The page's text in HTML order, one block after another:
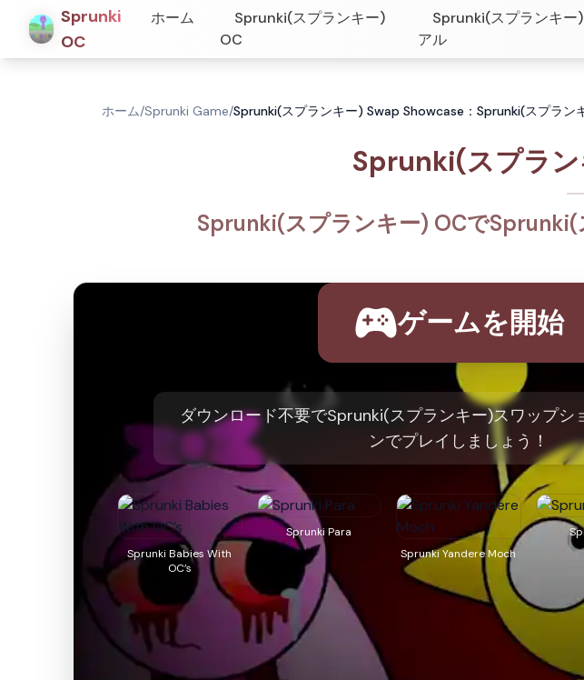
Sprunki
OC
ホーム
Sprunki(スプランキー)
OC
Sprunki(スプランキー)
アル
ホーム/Sprunki Game/Sprunki(スプランキー) Swap Showcase：Sprunki(スプラ
Sprunki(スプラ
Sprunki(スプランキー) OCで
ゲームを開始
ダウンロード不要でSprunki(スプランキー)スワップシ
ンでプレイしましょう！
Sprunki Babies With
OC’s
Sprunki Para
Sprunki Yandere Moch